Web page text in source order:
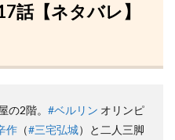
話【ネタバレ】
の2階。 #ベルリン オリンピ
作 （#三宅弘城）と二人三脚